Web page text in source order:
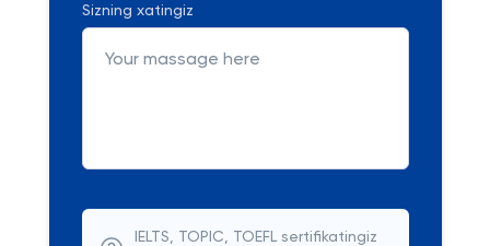
Sizning xatingiz
IELTS, TOPIC, TOEFL sertifikatingiz